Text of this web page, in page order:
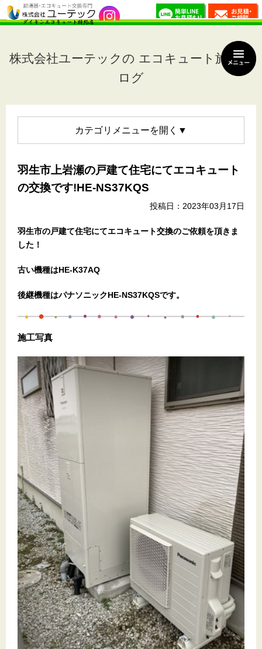
株式会社ユーテックの エコキュート施工ブ
ログ
カテゴリメニュー
羽生市上岩瀬の戸建て住宅にてエコキュート
の交換です!HE-NS37KQS
投稿日：2023年03月17日
羽生市の戸建て住宅にてエコキュート交換のご依頼を頂きま
した！
古い機種はHE-K37AQ
後継機種はパナソニックHE-NS37KQSです。
施工写真